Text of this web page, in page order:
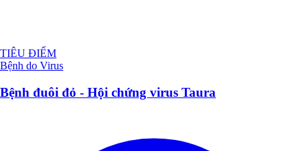
TIÊU ĐIỂM
Bệnh do Virus
Bệnh đuôi đỏ - Hội chứng virus Taura